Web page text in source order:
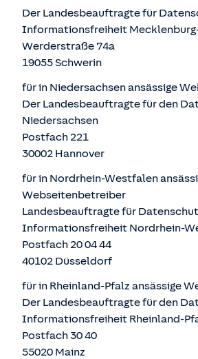
Der Landesbeauftragte für
Informationsfreiheit
Werderstraße 74a
19055 Schwerin
für in Niedersachsen ansässige
Der Landesbeauftragte für den
Niedersachsen
Postfach 221
30002 Hannover
für in Nordrhein-Westfalen
Webseitenbetreiber
Landesbeauftragte für
Informationsfreiheit Nordrhein-
Postfach 20 04 44
40102 Düsseldorf
für in Rheinland-Pfalz ansässige
Der Landesbeauftragte für den
Informationsfreiheit Rheinland-
Postfach 30 40
55020 Mainz